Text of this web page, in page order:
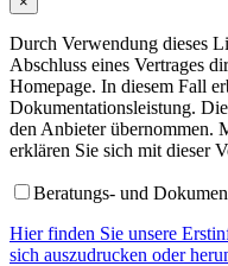
Durch Verwendung dieses
Abschluss eines Vertrages
Homepage. In diesem Fall
Dokumentationsleistung.
den Anbieter übernommen.
erklären Sie sich mit dieser
Beratungs- und
Hier finden Sie unsere
sich auszudrucken oder